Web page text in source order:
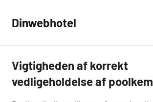
Dinwebhotel
Hus
Have
Vigtigheden af korrekt
vedligeholdelse af